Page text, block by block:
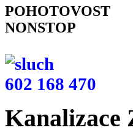
POHOTOVOST
NONSTOP
602 168 470
Kanalizace